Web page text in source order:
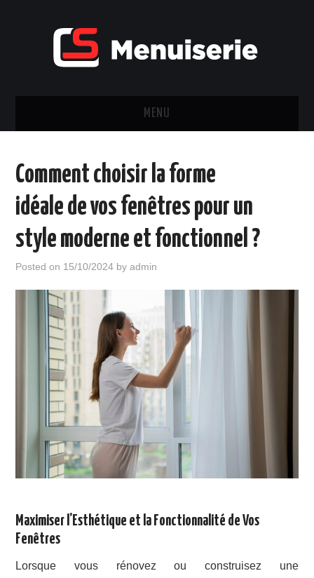
MENU
CHÂSSIS
VERRIÈRE
Comment choisir la forme
idéale de vos fenêtres pour un
style moderne et fonctionnel ?
Posted on 15/10/2024 byadmin
Maximiser l’Esthétique et la Fonctionnalité de Vos
Fenêtres
Lorsque vous rénovez ou construisez une